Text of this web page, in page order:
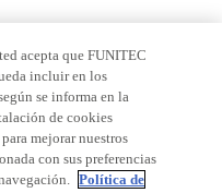
acepta que FUNITEC
incluir en los
se informa en la
de cookies
mejorar nuestros
con sus preferencias
Política de